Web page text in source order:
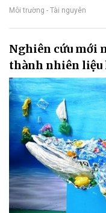
Môi trường - Tài nguyên
Nghiên cứu mới
thành nhiên liệu